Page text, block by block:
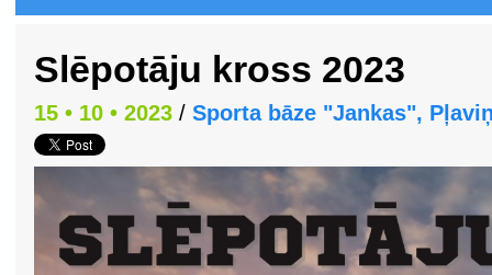
Slēpotāju kross 2023
15 • 10 • 2023 / Sporta bāze "Jankas",